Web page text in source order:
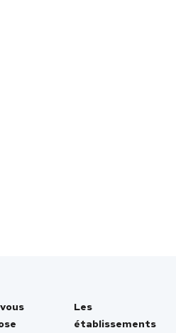
Les
établissements